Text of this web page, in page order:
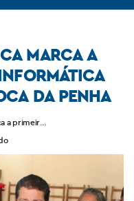
MARCA A
DA PENHA
a primeira turma de Informática